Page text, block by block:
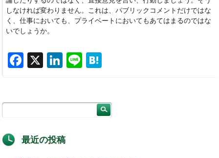
しなければ変わりません。これは、パブリックコメントだけではな
く、仕事においても、プライベートにおいてもあてはまるのではな
いでしょうか。
F
e
o
X
Li
e
n
Li
n
最近の投稿